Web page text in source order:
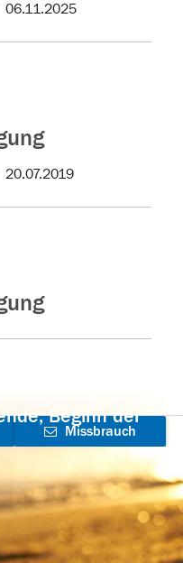
06.11.2025
20.07.2019
Beginn der
Missbrauch